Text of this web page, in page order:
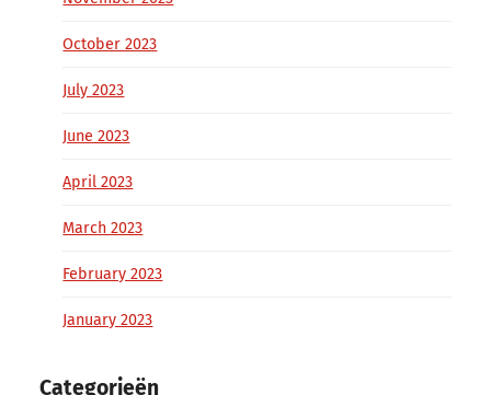
October 2023
July 2023
June 2023
April 2023
March 2023
February 2023
January 2023
Categorieën